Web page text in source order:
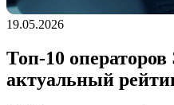
19.05.2026
Топ-10
актуальный